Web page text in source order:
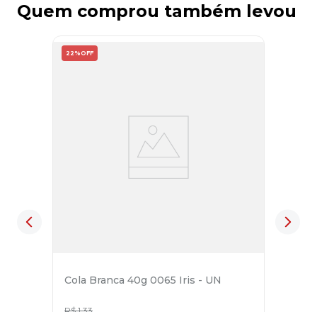
Quem comprou também levou
22% OFF
Cola Branca 40g 0065 Iris - UN